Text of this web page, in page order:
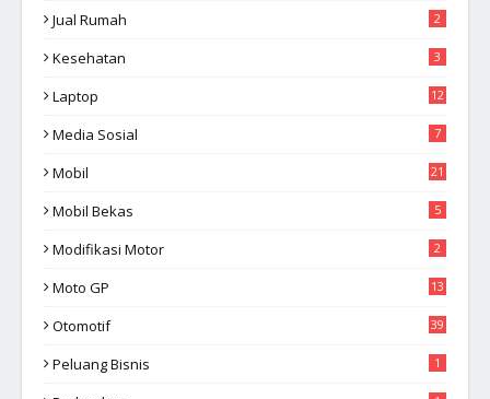
Jual Rumah 2
Kesehatan 3
Laptop 12
Media Sosial 7
Mobil 21
Mobil Bekas 5
Modifikasi Motor 2
Moto GP 13
Otomotif 39
Peluang Bisnis 1